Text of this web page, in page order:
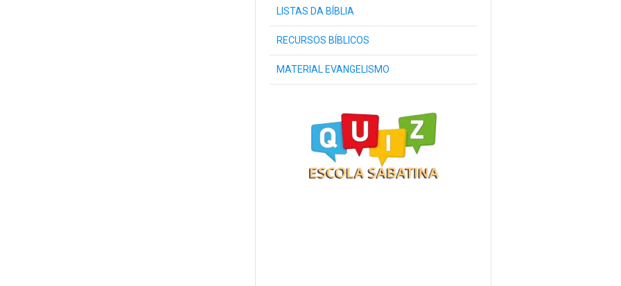
LISTAS DA BÍBLIA
RECURSOS BÍBLICOS
MATERIAL EVANGELISMO